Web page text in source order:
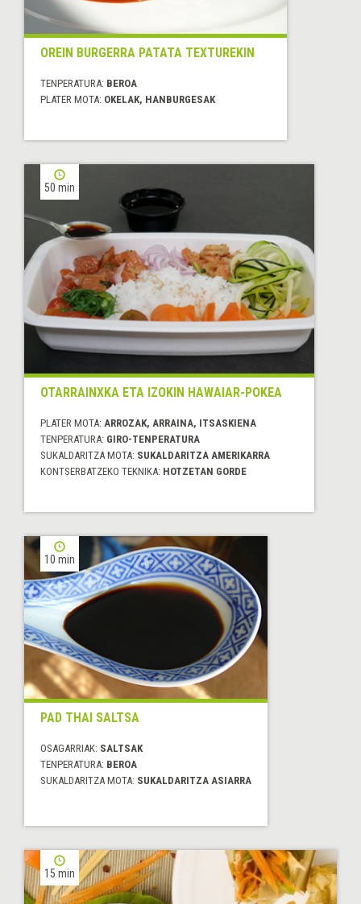
OREIN BURGERRA PATATA TEXTUREKIN
TENPERATURA: BEROA
PLATER MOTA: OKELAK, HANBURGESAK
50 min
OTARRAINXKA ETA IZOKIN HAWAIAR-POKEA
PLATER MOTA: ARROZAK, ARRAINA, ITSASKIENA
TENPERATURA: GIRO-TENPERATURA
SUKALDARITZA MOTA: SUKALDARITZA AMERIKARRA
KONTSERBATZEKO TEKNIKA: HOTZETAN GORDE
10 min
PAD THAI SALTSA
OSAGARRIAK: SALTSAK
TENPERATURA: BEROA
SUKALDARITZA MOTA: SUKALDARITZA ASIARRA
15 min